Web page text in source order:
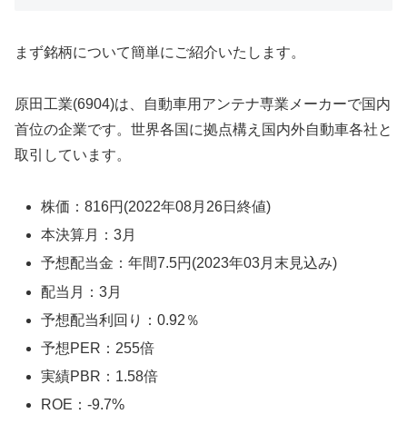
まず銘柄について簡単にご紹介いたします。
原田工業(6904)は、自動車用アンテナ専業メーカーで国内
首位の企業です。世界各国に拠点構え国内外自動車各社と
取引しています。
株価：816円(2022年08月26日終値)
本決算月：3月
予想配当金：年間7.5円(2023年03月末見込み)
配当月：3月
予想配当利回り：0.92％
予想PER：255倍
実績PBR：1.58倍
ROE：-9.7%